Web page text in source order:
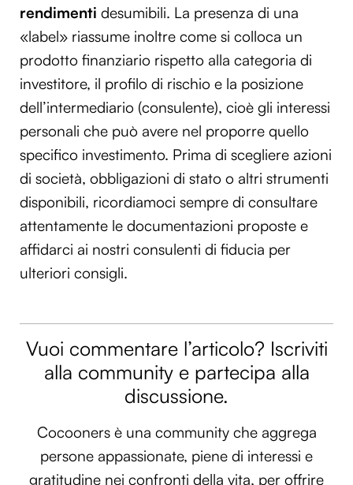
rendimenti desumibili. La presenza di una
«label» riassume inoltre come si colloca un
prodotto finanziario rispetto alla categoria di
investitore, il profilo di rischio e la posizione
dell’intermediario (consulente), cioè gli interessi
personali che può avere nel proporre quello
specifico investimento. Prima di scegliere azioni
di società, obbligazioni di stato o altri strumenti
disponibili, ricordiamoci sempre di consultare
attentamente le documentazioni proposte e
affidarci ai nostri consulenti di fiducia per
ulteriori consigli.
Vuoi commentare l’articolo? Iscriviti
alla community e partecipa alla
discussione.
Cocooners è una community che aggrega
persone appassionate, piene di interessi e
gratitudine nei confronti della vita, per offrire